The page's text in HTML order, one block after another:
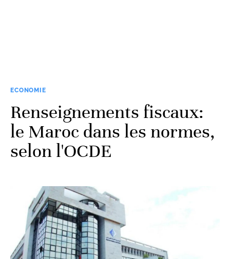
ECONOMIE
Renseignements fiscaux:
le Maroc dans les normes,
selon l'OCDE